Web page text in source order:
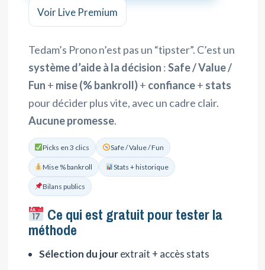
Voir Live Premium
Tedam’s Prono n’est pas un “tipster”. C’est un
système d’aide à la décision :Safe / Value /
Fun + mise (% bankroll)+ confiance+ stats
pour décider plus vite, avec un cadre clair.
Aucune promesse.
Picks en 3 clics Safe / Value / Fun
Mise % bankroll Stats + historique
Bilans publics
Ce qui est gratuit pour tester la
méthode
Sélection du jourextrait + accès stats